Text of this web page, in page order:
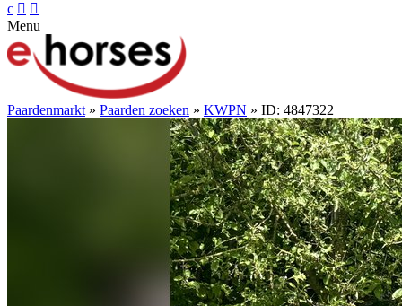
c  
Menu
Paardenmarkt » Paarden zoeken » KWPN » ID: 4847322